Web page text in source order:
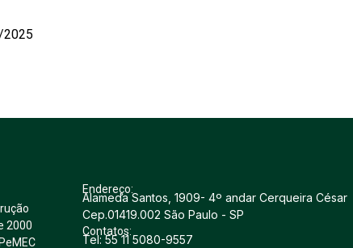
2025
2000
Endereço:
Alameda Santos, 1909- 4º andar Cerqueira César
Cep.01419.002 São Paulo - SP
Contatos:
Tel: 55 11 5080-9557